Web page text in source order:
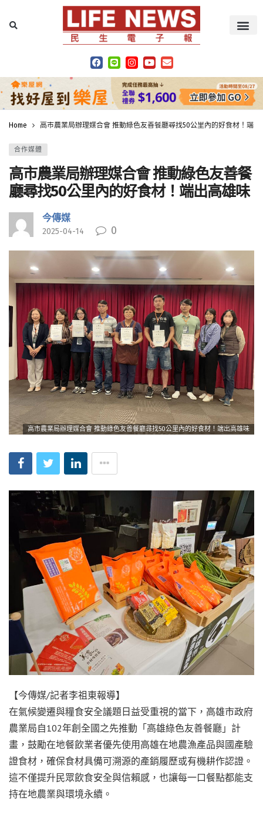
Home 高市農業局辦理媒合會 推動綠色友善餐廳尋找50公里內的好食材！端出
合作媒體
高市農業局辦理媒合會 推動綠色友善餐
廳尋找50公里內的好食材！端出高雄味
今傳媒
2025-04-14 0
高市農業局辦理媒合會 推動綠色友善餐廳尋找50公里內的好食材！端出高雄味
【今傳媒/記者李祖東報導】
在氣候變遷與糧食安全議題日益受重視的當下，高雄市政府
農業局自102年創全國之先推動「高雄綠色友善餐廳」計
畫，鼓勵在地餐飲業者優先使用高雄在地農漁產品與國產驗
證食材，確保食材具備可溯源的產銷履歷或有機耕作認證。
這不僅提升民眾飲食安全與信賴感，也讓每一口餐點都能支
持在地農業與環境永續。